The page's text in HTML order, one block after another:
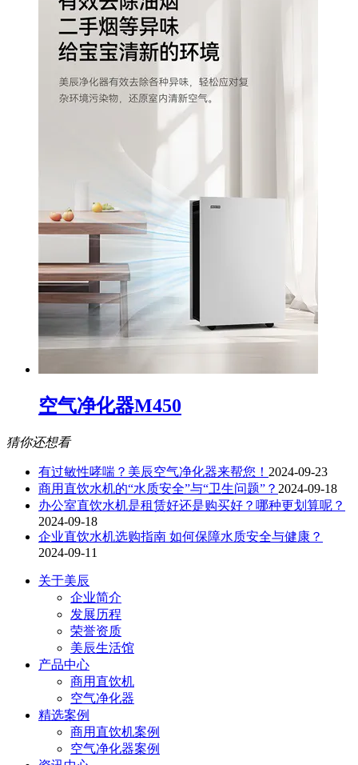
空气净化器M450
猜你还想看
有过敏性哮喘？美辰空气净化器来帮您！ 2024-09-23
商用直饮水机的“水质安全”与“卫生问题”？ 2024-09-18
办公室直饮水机是租赁好还是购买好？哪种更划算呢？
2024-09-18
企业直饮水机选购指南 如何保障水质安全与健康？
2024-09-11
关于美辰
企业简介
发展历程
荣誉资质
美辰生活馆
产品中心
商用直饮机
空气净化器
精选案例
商用直饮机案例
空气净化器案例